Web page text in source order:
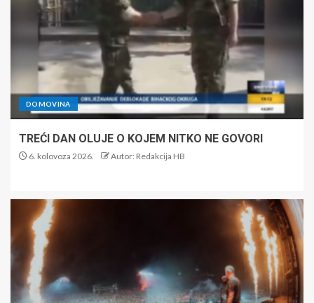
DOMOVINA
TREĆI DAN OLUJE O KOJEM NITKO NE GOVORI
6. kolovoza 2026. Autor: Redakcija HB